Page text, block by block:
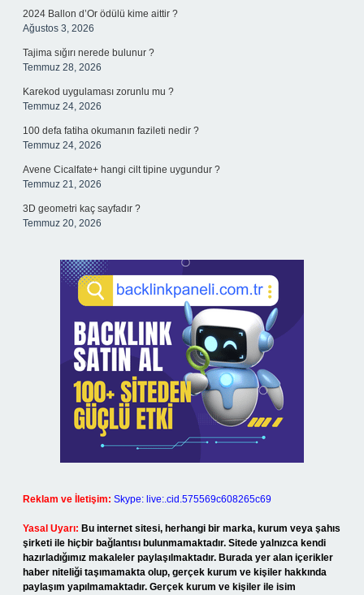
2024 Ballon d’Or ödülü kime aittir ?
Ağustos 3, 2026
Tajima sığırı nerede bulunur ?
Temmuz 28, 2026
Karekod uygulaması zorunlu mu ?
Temmuz 24, 2026
100 defa fatiha okumanın fazileti nedir ?
Temmuz 24, 2026
Avene Cicalfate+ hangi cilt tipine uygundur ?
Temmuz 21, 2026
3D geometri kaç sayfadır ?
Temmuz 20, 2026
Reklam ve İletişim: Skype: live:.cid.575569c608265c69
Yasal Uyarı: Bu internet sitesi, herhangi bir marka, kurum veya şahıs
şirketi ile hiçbir bağlantısı bulunmamaktadır. Sitede yalnızca kendi
hazırladığımız makaleler paylaşılmaktadır. Burada yer alan içerikler
haber niteliği taşımamakta olup, gerçek kurum ve kişiler hakkında
paylaşım yapılmamaktadır. Gerçek kurum ve kişiler ile isim